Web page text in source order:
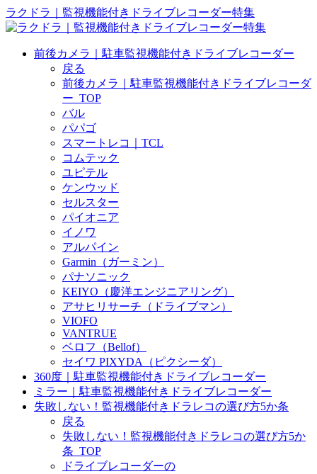
ラクドラ｜監視機能付きドライブレコーダー特集
前後カメラ｜駐車監視機能付きドライブレコーダー
戻る
前後カメラ｜駐車監視機能付きドライブレコーダ
ー_TOP
バル
パパゴ
スマートレコ｜TCL
コムテック
ユピテル
ケンウッド
セルスター
パイオニア
イノワ
アルパイン
Garmin（ガーミン）
パナソニック
KEIYO（慶洋エンジニアリング）
アサヒリサーチ（ドライブマン）
VIOFO
VANTRUE
ベロフ（Bellof）
セイワ PIXYDA（ピクシーダ）
360度｜駐車監視機能付きドライブレコーダー
ミラー｜駐車監視機能付きドライブレコーダー
失敗しない！監視機能付きドラレコの選び方5か条
戻る
失敗しない！監視機能付きドラレコの選び方5か
条_TOP
ドライブレコーダーの